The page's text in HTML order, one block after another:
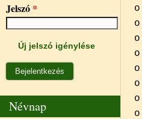
Jelszó *
Új jelszó igénylése
Névnap
o
o
o
o
o
o
o
o